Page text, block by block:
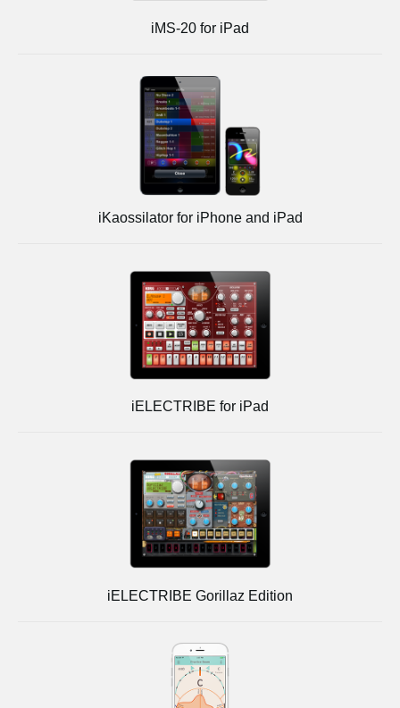
iMS-20 for iPad
iKaossilator for iPhone and iPad
iELECTRIBE for iPad
iELECTRIBE Gorillaz Edition